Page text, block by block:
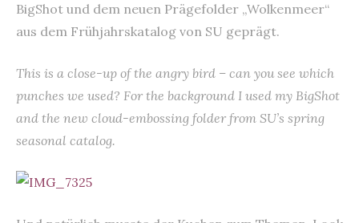
BigShot und dem neuen Prägefolder „Wolkenmeer“
aus dem Frühjahrskatalog von SU geprägt.
This is a close-up of the angry bird – can you see which
punches we used? For the background I used my BigShot
and the new cloud-embossing folder from SU’s spring
seasonal catalog.